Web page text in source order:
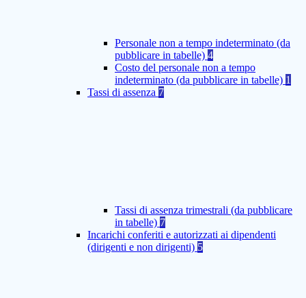
Personale non a tempo indeterminato (da
pubblicare in tabelle) 4
Costo del personale non a tempo
indeterminato (da pubblicare in tabelle) 1
Tassi di assenza 7
Tassi di assenza trimestrali (da pubblicare
in tabelle) 7
Incarichi conferiti e autorizzati ai dipendenti
(dirigenti e non dirigenti) 5